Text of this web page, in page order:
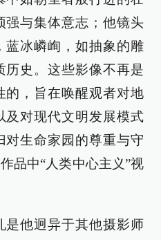
强与集体意志；他镜头
蓝冰嶙峋，如抽象的雕
历史。这些影像不再是
的，旨在唤醒观者对地
及对现代文明发展模式
对生命家园的尊重与守
品中“人类中心主义”视
是他迥异于其他摄影师